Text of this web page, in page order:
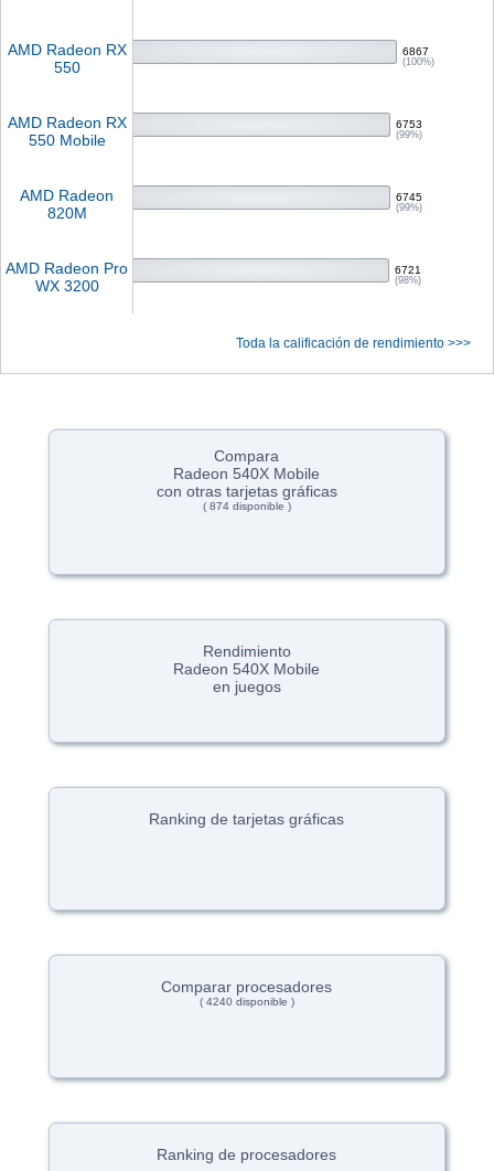
AMD Radeon RX
550
6867
(100%)
AMD Radeon RX
550 Mobile
6753
(99%)
AMD Radeon
820M
6745
(99%)
AMD Radeon Pro
WX 3200
6721
(98%)
Toda la calificación de rendimiento >>>
Compara
Radeon 540X Mobile
con otras tarjetas gráficas
( 874 disponible )
Rendimiento
Radeon 540X Mobile
en juegos
Ranking de tarjetas gráficas
Comparar procesadores
( 4240 disponible )
Ranking de procesadores